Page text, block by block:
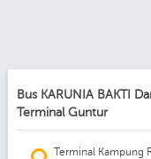
Bus KARUNIA BAKTI
Terminal Guntur
Terminal Kampung